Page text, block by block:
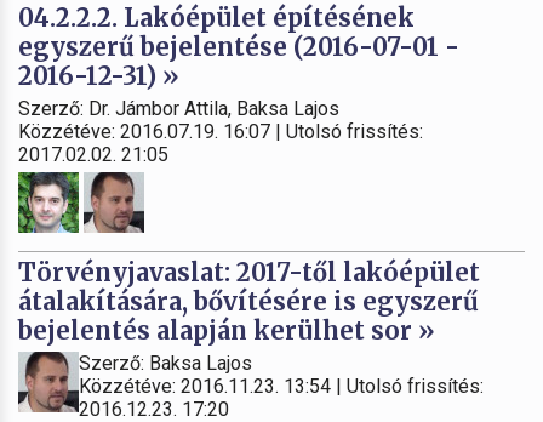
04.2.2.2. Lakóépület építésének
egyszerű bejelentése (2016-07-01 -
2016-12-31) »
Szerző: Dr. Jámbor Attila, Baksa Lajos
Közzétéve: 2016.07.19. 16:07 | Utolsó frissítés:
2017.02.02. 21:05
Törvényjavaslat: 2017-től lakóépület
átalakítására, bővítésére is egyszerű
bejelentés alapján kerülhet sor »
Szerző: Baksa Lajos
Közzétéve: 2016.11.23. 13:54 | Utolsó frissítés:
2016.12.23. 17:20